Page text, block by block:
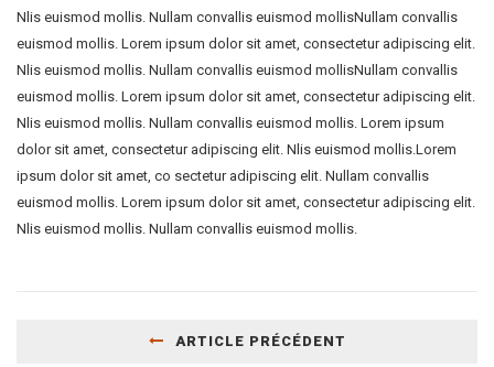
Nlis euismod mollis. Nullam convallis euismod mollisNullam convallis
euismod mollis. Lorem ipsum dolor sit amet, consectetur adipiscing elit.
Nlis euismod mollis. Nullam convallis euismod mollisNullam convallis
euismod mollis. Lorem ipsum dolor sit amet, consectetur adipiscing elit.
Nlis euismod mollis. Nullam convallis euismod mollis. Lorem ipsum
dolor sit amet, consectetur adipiscing elit. Nlis euismod mollis.Lorem
ipsum dolor sit amet, co sectetur adipiscing elit. Nullam convallis
euismod mollis. Lorem ipsum dolor sit amet, consectetur adipiscing elit.
Nlis euismod mollis. Nullam convallis euismod mollis.
ARTICLE PRÉCÉDENT